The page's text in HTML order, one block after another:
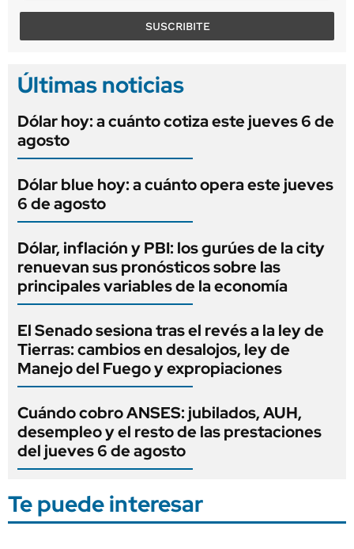
SUSCRIBITE
Últimas noticias
Dólar hoy: a cuánto cotiza este jueves 6 de
agosto
Dólar blue hoy: a cuánto opera este jueves
6 de agosto
Dólar, inflación y PBI: los gurúes de la city
renuevan sus pronósticos sobre las
principales variables de la economía
El Senado sesiona tras el revés a la ley de
Tierras: cambios en desalojos, ley de
Manejo del Fuego y expropiaciones
Cuándo cobro ANSES: jubilados, AUH,
desempleo y el resto de las prestaciones
del jueves 6 de agosto
Te puede interesar